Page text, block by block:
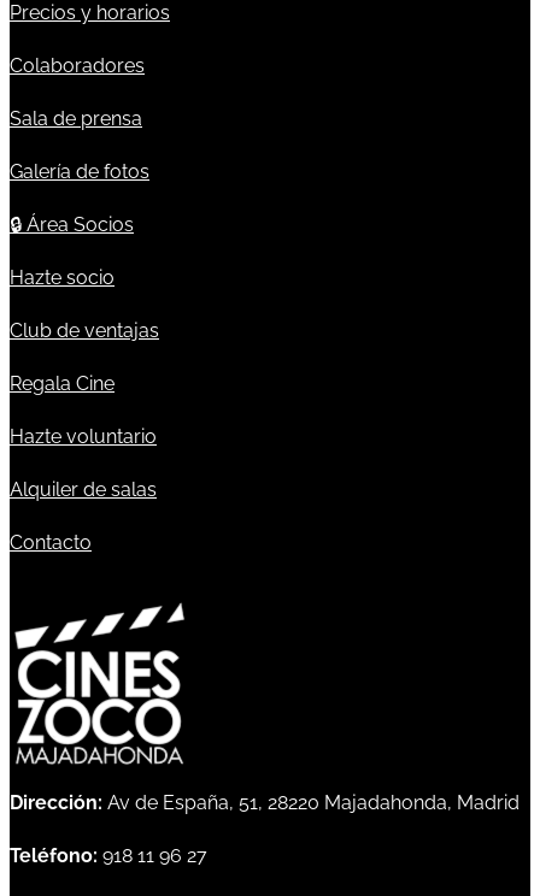
Precios y horarios
Colaboradores
Sala de prensa
Galería de fotos
🔒 Área Socios
Hazte socio
Club de ventajas
Regala Cine
Hazte voluntario
Alquiler de salas
Contacto
Dirección: Av de España, 51, 28220 Majadahonda, Madrid
Teléfono: 918 11 96 27